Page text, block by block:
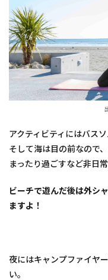
アクティビティにはバス
そして海は目の前なので
まったり過ごすなど非日
ビーチで遊んだ後は外シ
ますよ！
夜にはキャンプファイヤ
い。